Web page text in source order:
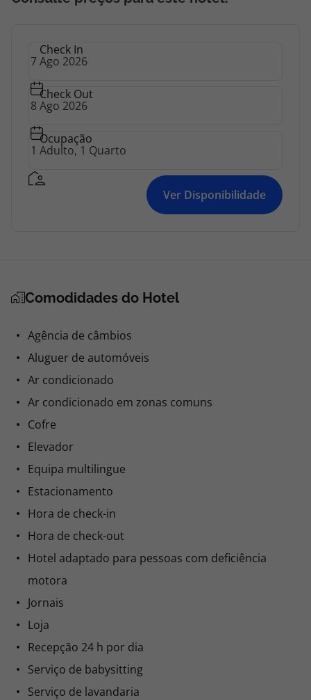
Check In
Check Out
Ocupação
Ver Disponibilidade
Comodidades do Hotel
Agência de câmbios
Aluguer de automóveis
Ar condicionado
Ar condicionado em zonas comuns
Cofre
Elevador
Equipa multilingue
Estacionamento
Hora de check-in
Hora de check-out
Hotel adaptado para pessoas com deficiência
motora
Jornais
Loja
Recepção 24 h por dia
Serviço de babysitting
Serviço de lavandaria